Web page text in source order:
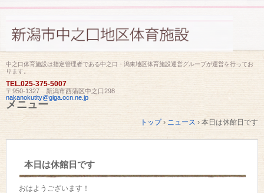
中之口体育施設は指定管理者である中之口・潟東地区体育施設運営グループが運営を行ってお
ります。
TEL.025-375-5007
〒950-1327 新潟市西蒲区中之口298
nakanokutity@giga.ocn.ne.jp
メニュー
トップ › ニュース › 本日は休館日です
本日は休館日です
おはようございます！